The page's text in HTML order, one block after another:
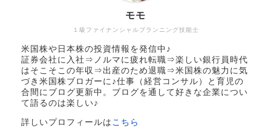
１級ファイナンシャルプランニング技能士
モモ
米国株や日本株の投資情報を発信中♪
証券会社に入社⇒ノルマに疲れ転職⇒楽しい銀行員時代
はそこそこの年収⇒出産のため退職⇒米国株の魅力に気
づき米国株ブロガーに♪仕事（経営コンサル）と育児の
合間にブログ更新中。ブログを通して好きな企業につい
て語るのは楽しい♪
詳しいプロフィールは こちら